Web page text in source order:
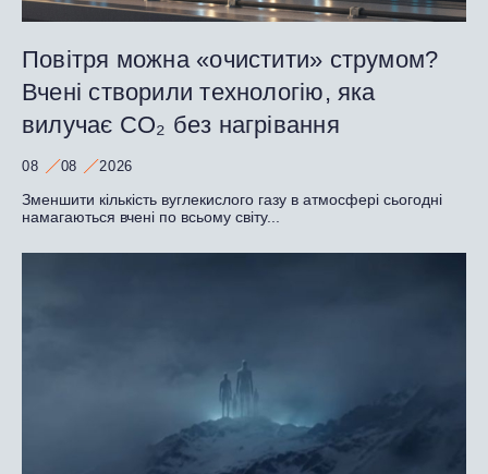
Повітря можна «очистити» струмом?
Вчені створили технологію, яка
вилучає CO₂ без нагрівання
08 08 2026
Зменшити кількість вуглекислого газу в атмосфері сьогодні
намагаються вчені по всьому світу...